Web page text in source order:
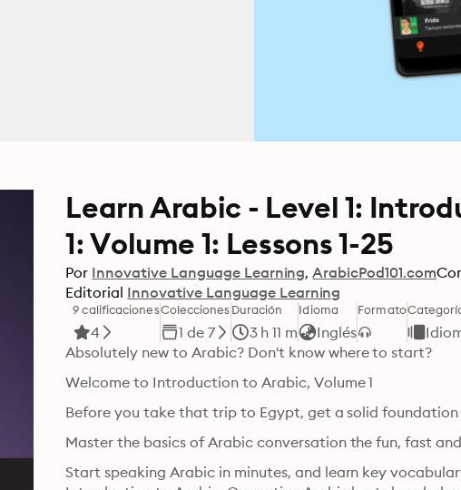
Learn Arabic - Level 1:
1: Volume 1: Lessons 1-25
Por Innovative Language Learning ArabicPod101.com
Editorial Innovative Language Learning
9 calificaciones
4
Colecciones
1 de 7
Duración
3 h 11 m
Idioma
Inglés
Formato
Absolutely new to Arabic? Don't know where to start?
Welcome to Introduction to Arabic, Volume 1
Before you take that trip to Egypt, get a solid
Master the basics of Arabic conversation the fun, fast
Start speaking Arabic in minutes, and learn key